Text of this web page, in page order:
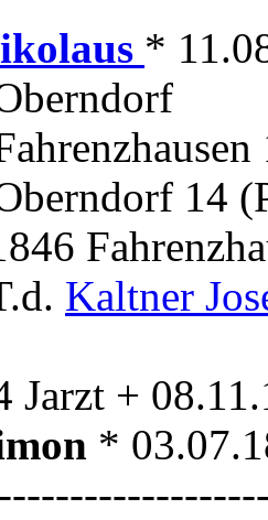
*
14
Kaltner
Jarzt +
*